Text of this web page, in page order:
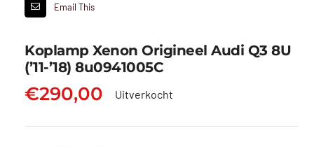
Email This
Koplamp Xenon Origineel Audi Q3 8U
(’11-’18) 8u0941005C
€290,00 Uitverkocht